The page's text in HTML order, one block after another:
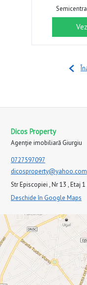
Dicos Property
Agenție imobiliară Giurgiu
0727597097
dicosproperty@yahoo.com
Str Episcopiei , Nr 13 , Etaj
Deschide în Google Maps